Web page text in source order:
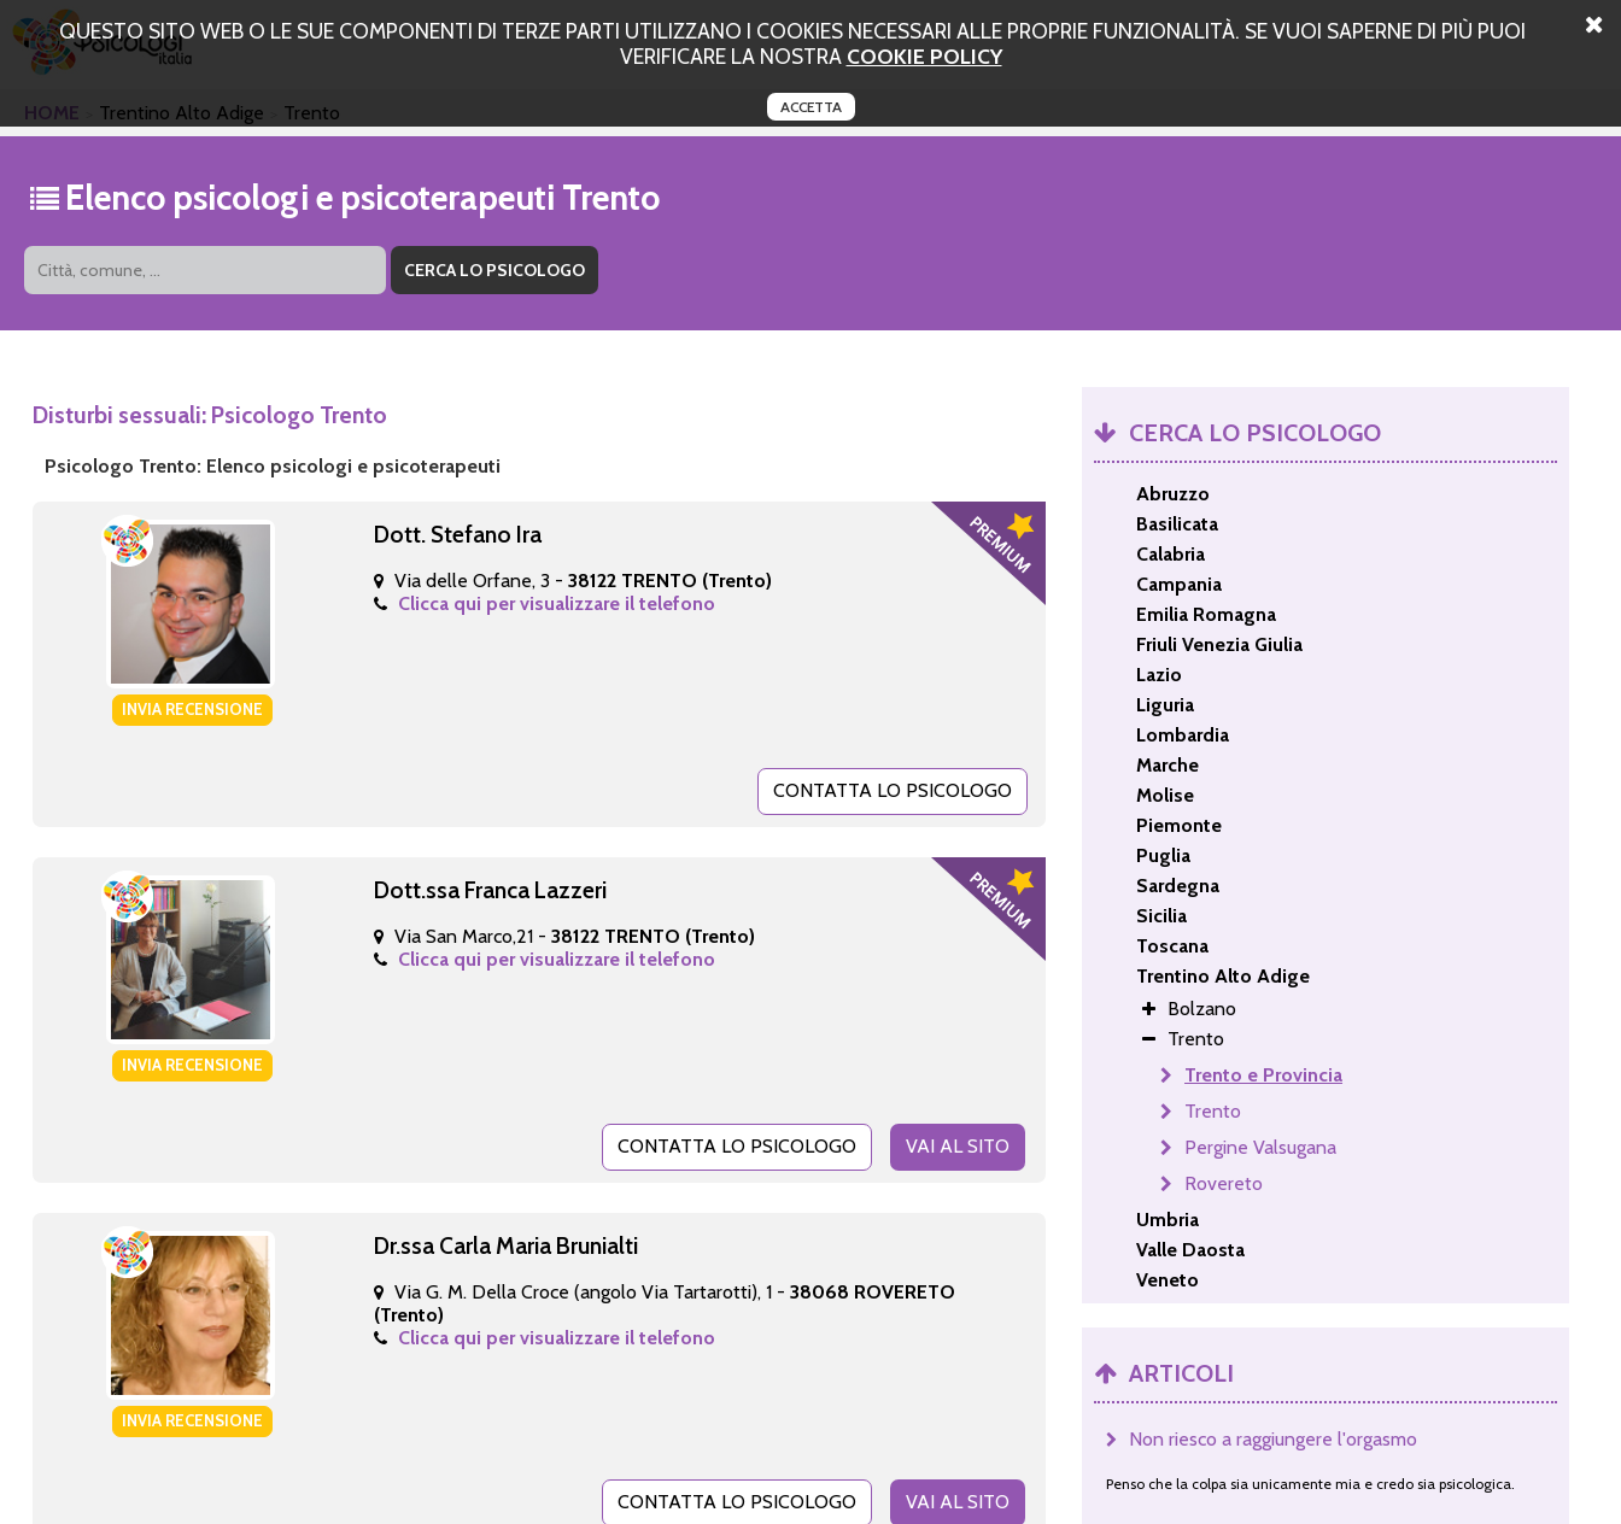
QUESTO SITO WEB O LE SUE COMPONENTI DI TERZE PARTI UTILIZZANO I COOKIES NECESSARI ALLE PROPRIE FUNZIONALITÀ. SE VUOI SAPERNE DI PIÙ PUOI
VERIFICARE LA NOSTRA COOKIE POLICY
ACCETTA
HOME Trentino Alto Adige Trento
Elenco psicologi e psicoterapeuti Trento
Disturbi sessuali: Psicologo Trento
Psicologo Trento: Elenco psicologi e psicoterapeuti
INVIA RECENSIONE
Dott. Stefano Ira
Via delle Orfane, 3 -38122 TRENTO (Trento)
Clicca qui per visualizzare il telefono
CONTATTA LO PSICOLOGO
INVIA RECENSIONE
Dott.ssa Franca Lazzeri
Via San Marco,21 -38122 TRENTO (Trento)
Clicca qui per visualizzare il telefono
CONTATTA LO PSICOLOGO VAI AL SITO
INVIA RECENSIONE
Dr.ssa Carla Maria Brunialti
Via G. M. Della Croce (angolo Via Tartarotti), 1 -38068 ROVERETO
(Trento)
Clicca qui per visualizzare il telefono
CONTATTA LO PSICOLOGO VAI AL SITO
CERCA LO PSICOLOGO
Abruzzo
Basilicata
Calabria
Campania
Emilia Romagna
Friuli Venezia Giulia
Lazio
Liguria
Lombardia
Marche
Molise
Piemonte
Puglia
Sardegna
Sicilia
Toscana
Trentino Alto Adige
Bolzano
Trento
Trento e Provincia
Trento
Pergine Valsugana
Rovereto
Umbria
Valle Daosta
Veneto
ARTICOLI
Non riesco a raggiungere l'orgasmo
Penso che la colpa sia unicamente mia e credo sia psicologica.